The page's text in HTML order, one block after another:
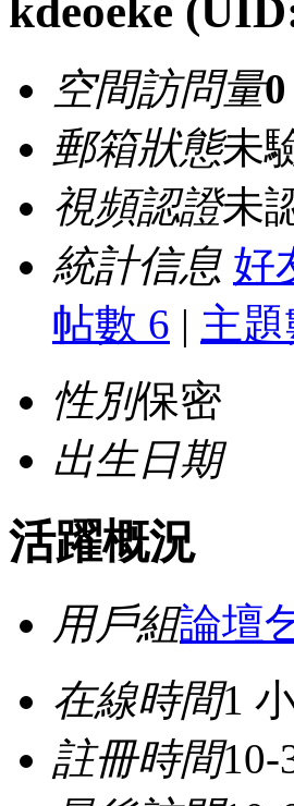
kdeoeke
空間訪問量0
郵箱狀態未
視頻認證未
統計信息 好
帖數 6 | 主
性別保密
出生日期
活躍概況
用戶組論壇
在線時間1
註冊時間10-